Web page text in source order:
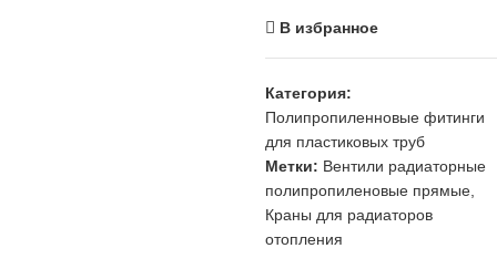
В избранное
Категория:
Полипропиленновые фитинги
для пластиковых труб
Метки: Вентили радиаторные
полипропиленовые прямые,
Краны для радиаторов
отопления